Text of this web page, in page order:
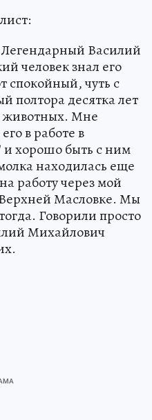
Василий
человек знал его
спокойный, чуть с
полтора десятка лет
животных. Мне
в работе в
и хорошо быть с ним
находилась еще
работу через мой
Масловке. Мы
Говорили просто
Михайлович